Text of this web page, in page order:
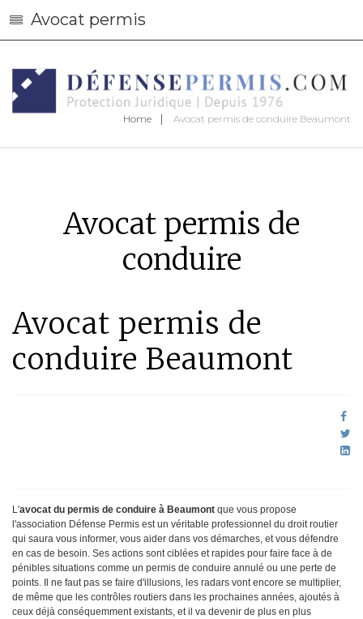
Avocat permis
Home Avocat permis de conduire Beaumont
Avocat permis de
conduire
Avocat permis de
conduire Beaumont
L'avocat du permis de conduire à Beaumont que vous propose
l'association Défense Permis est un véritable professionnel du droit routier
qui saura vous informer, vous aider dans vos démarches, et vous défendre
en cas de besoin. Ses actions sont ciblées et rapides pour faire face à de
pénibles situations comme un permis de conduire annulé ou une perte de
points. Il ne faut pas se faire d'illusions, les radars vont encore se multiplier,
de même que les contrôles routiers dans les prochaines années, ajoutés à
ceux déjà conséquemment existants, et il va devenir de plus en plus